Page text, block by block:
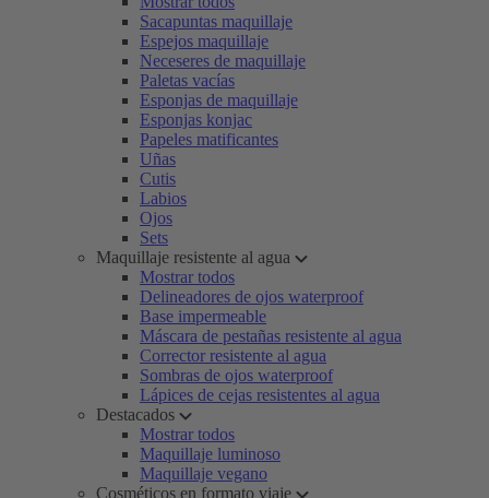
Sacapuntas maquillaje
Espejos maquillaje
Neceseres de maquillaje
Paletas vacías
Esponjas de maquillaje
Esponjas konjac
Papeles matificantes
Uñas
Cutis
Labios
Ojos
Sets
Maquillaje resistente al agua
Mostrar todos
Delineadores de ojos waterproof
Base impermeable
Máscara de pestañas resistente al agua
Corrector resistente al agua
Sombras de ojos waterproof
Lápices de cejas resistentes al agua
Destacados
Mostrar todos
Maquillaje luminoso
Maquillaje vegano
Cosméticos en formato viaje